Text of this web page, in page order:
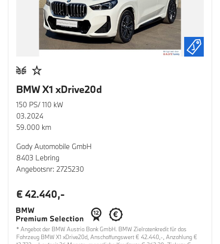
BMW X1 xDrive20d
150 PS/ 110 kW
03.2024
59.000 km
Gady Automobile GmbH
8403 Lebring
Angebotsnr: 2725230
€ 42.440,-
* Angebot der BMW Austria Bank GmbH. BMW Zielratenkredit für das
Fahrzeug BMW X1 xDrive20d, Anschaffungswert € 42.440,-, Anzahlung €